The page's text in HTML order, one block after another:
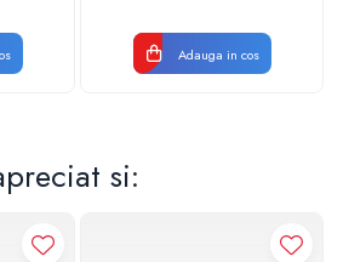
Adauga in cos
si: